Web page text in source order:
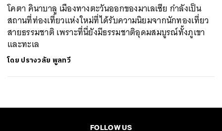
โคตา คินาบาลู เมืองทางตะวันออกของมาเลเซีย กำลังเป็น
สถานที่ท่องเที่ยวแห่งใหม่ที่ได้รับความนิยมจากนักทองเที่ยว
สายธรรมชาติ เพราะที่นี่ยังมีธรรมชาติอุดมสมบูรณ์ทั้งภูเขา
และทะเล
โดย ปรางวลัย พูลทวี
FOLLOW US